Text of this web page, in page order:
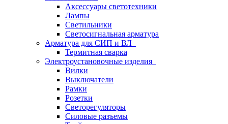
Аксессуары светотехники
Лампы
Светильники
Светосигнальная арматура
Арматура для СИП и ВЛ
Термитная сварка
Электроустановочные изделия
Вилки
Выключатели
Рамки
Розетки
Светорегуляторы
Силовые разъемы